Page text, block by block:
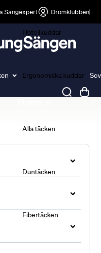
Sängexpert Drömklubben
Hotellkuddar
Ergonomiska kuddar
Alla täcken
Duntäcken
Fibertäcken